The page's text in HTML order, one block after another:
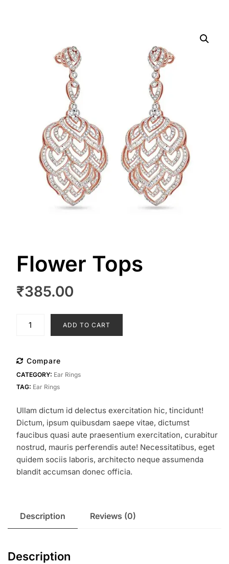
Flower Tops
₹385.00
ADD TO CART
Compare
CATEGORY: Ear Rings
TAG: Ear Rings
Ullam dictum id delectus exercitation hic, tincidunt!
Dictum, ipsum quibusdam saepe vitae, dictumst
faucibus quasi aute praesentium exercitation, curabitur
nostrud, mauris perferendis aute! Necessitatibus, eget
quidem sociis laboris, architecto neque assumenda
blandit accumsan donec officia.
Description Reviews (0)
Description